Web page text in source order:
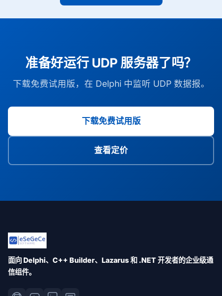
准备好运行 UDP 服务器了吗？
下载免费试用版，在 Delphi 中监听 UDP 数据报。
下载免费试用版
查看定价
面向 Delphi、C++ Builder、Lazarus 和 .NET 开发者的企业级通
信组件。